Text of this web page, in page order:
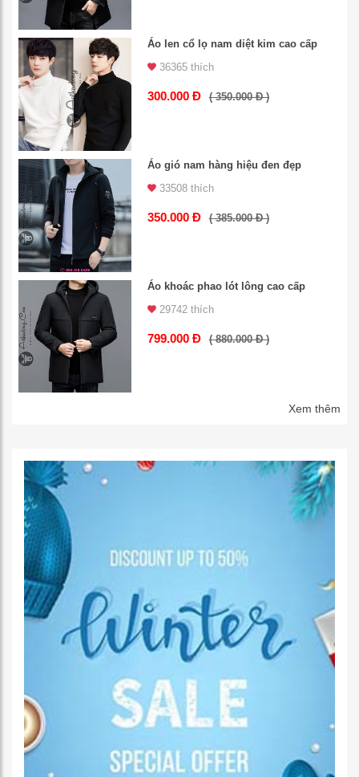
Áo len cổ lọ nam diệt kim cao cấp
36365 thích
300.000 Đ ( 350.000 Đ )
Áo gió nam hàng hiệu đen đẹp
33508 thích
350.000 Đ ( 385.000 Đ )
Áo khoác phao lót lông cao cấp
29742 thích
799.000 Đ ( 880.000 Đ )
Xem thêm